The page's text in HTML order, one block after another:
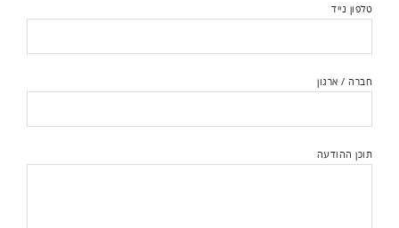
טלפון נייד
חברה / ארגון
תוכן ההודעה